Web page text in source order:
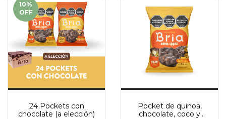
10%
OFF
24 Pockets con
chocolate (a elección)
Pocket de quinoa,
chocolate, coco y